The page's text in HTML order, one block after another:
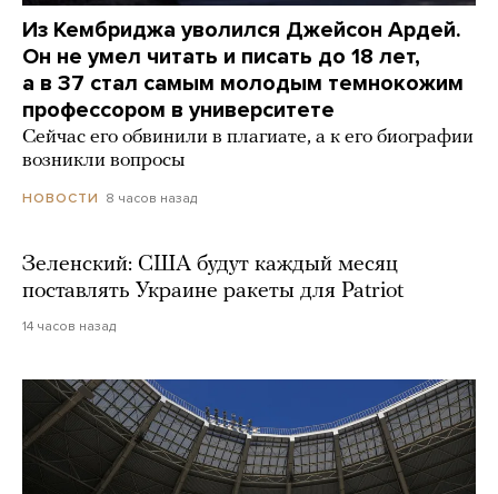
Из Кембриджа уволился Джейсон Ардей.
Он не умел читать и писать до 18 лет,
а в 37 стал самым молодым темнокожим
профессором в университете
Сейчас его обвинили в плагиате, а к его биографии
возникли вопросы
НОВОСТИ 8 часов назад
Зеленский: США будут каждый месяц
поставлять Украине ракеты для Patriot
14 часов назад